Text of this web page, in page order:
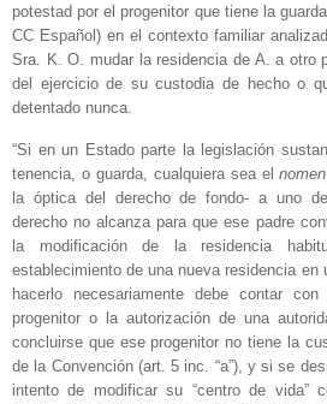
potestad por el progenitor que tiene la
CC Español) en el contexto familiar
Sra. K. O. mudar la residencia de A. a otro
del ejercicio de su custodia de hecho o
detentado nunca.
“Si en un Estado parte la legislación
tenencia, o guarda, cualquiera sea el
la óptica del derecho de fondo- a uno
derecho no alcanza para que ese padre
la modificación de la residencia
establecimiento de una nueva residencia en
hacerlo necesariamente debe contar
progenitor o la autorización de una
concluirse que ese progenitor no tiene la
de la Convención (art. 5 inc. “a”), y si se
intento de modificar su “centro de vida”